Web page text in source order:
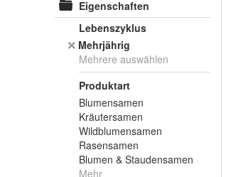
Eigenschaften
Lebenszyklus
Mehrjährig
Mehrere auswählen
Produktart
Blumensamen
Kräutersamen
Wildblumensamen
Rasensamen
Blumen & Staudensamen
Mehr